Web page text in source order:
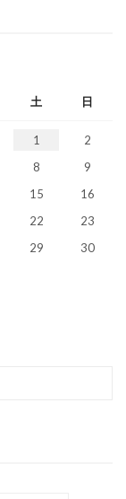
土 日
1
2
8
9
15
16
22
23
29
30